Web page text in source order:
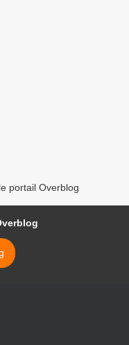
portail Overblog